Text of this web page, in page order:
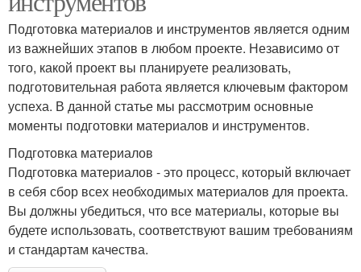
Подготовка материалов и инструментов является одним
из важнейших этапов в любом проекте. Независимо от
того, какой проект вы планируете реализовать,
подготовительная работа является ключевым фактором
успеха. В данной статье мы рассмотрим основные
моменты подготовки материалов и инструментов.
Подготовка материалов
Подготовка материалов - это процесс, который включает
в себя сбор всех необходимых материалов для проекта.
Вы должны убедиться, что все материалы, которые вы
будете использовать, соответствуют вашим требованиям
и стандартам качества.